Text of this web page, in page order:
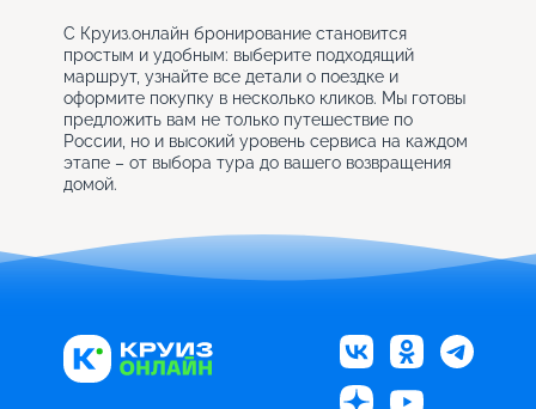
С Круиз.онлайн бронирование становится
простым и удобным: выберите подходящий
маршрут, узнайте все детали о поездке и
оформите покупку в несколько кликов. Мы готовы
предложить вам не только путешествие по
России, но и высокий уровень сервиса на каждом
этапе – от выбора тура до вашего возвращения
домой.